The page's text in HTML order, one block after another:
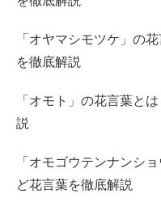
「オヤマシモツケ」の
を徹底解説
「オモト」の花言葉と
説
「オモゴウテンナンシ
ど花言葉を徹底解説